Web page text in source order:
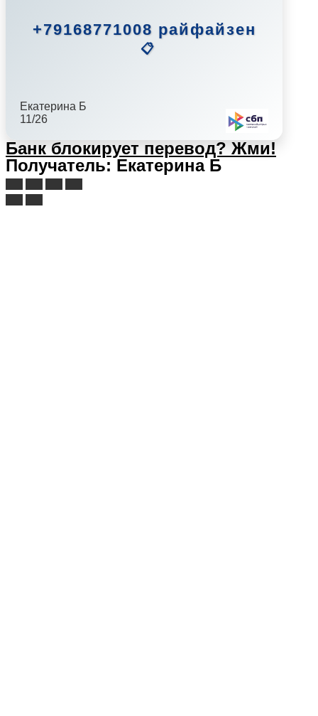
+79168771008 райфайзен
📋
Екатерина Б
11/26
Банк блокирует перевод? Жми!
Получатель: Екатерина Б